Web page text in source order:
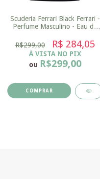
Scuderia Ferrari Black Ferrari -
Perfume Masculino - Eau de
R$299,00
R$ 284,05
À VISTA NO PIX
ou R$299,00